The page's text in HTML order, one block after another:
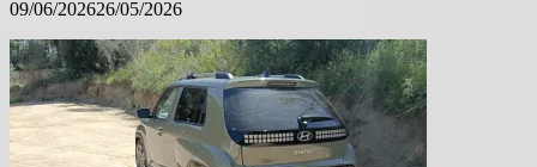
09/06/202626/05/2026